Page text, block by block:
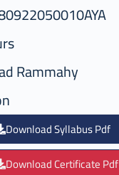
Rammahy
Download Syllabus Pdf
Download Certificate Pdf